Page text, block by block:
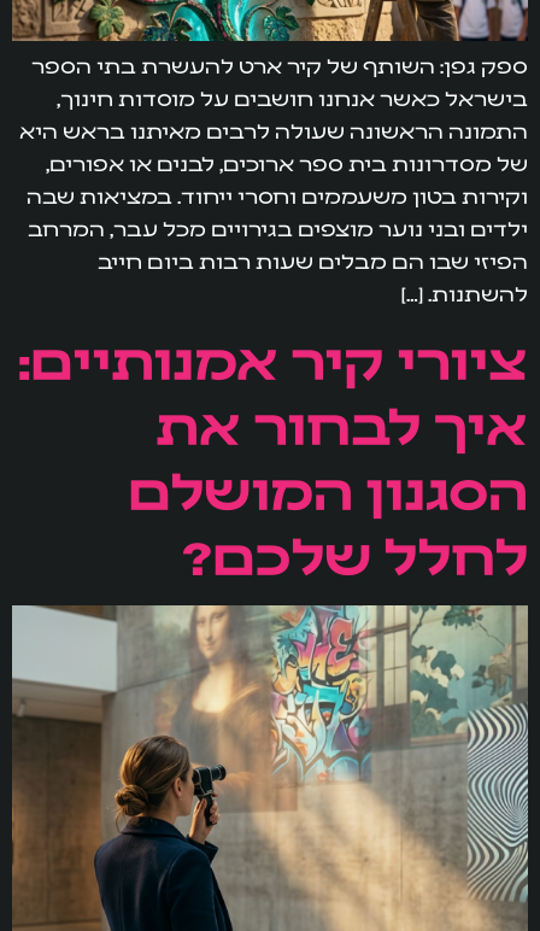
ספק גפן: השותף של קיר ארט להעשרת בתי הספר
בישראל כאשר אנחנו חושבים על מוסדות חינוך,
התמונה הראשונה שעולה לרבים מאיתנו בראש היא
של מסדרונות בית ספר ארוכים, לבנים או אפורים,
וקירות בטון משעממים וחסרי ייחוד. במציאות שבה
ילדים ובני נוער מוצפים בגירויים מכל עבר, המרחב
הפיזי שבו הם מבלים שעות רבות ביום חייב
להשתנות. […]
ציורי קיר אמנותיים:
איך לבחור את
הסגנון המושלם
לחלל שלכם?